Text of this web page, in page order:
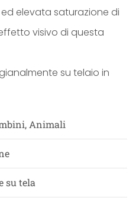
elevata saturazione di
visivo di questa
su telaio in
Animali
su tela